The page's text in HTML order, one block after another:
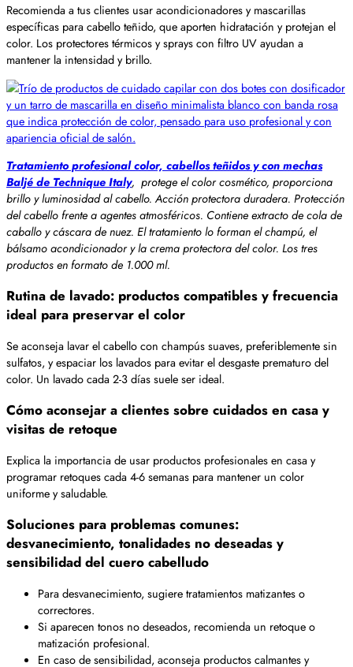
Recomienda a tus clientes usar acondicionadores y mascarillas
específicas para cabello teñido, que aporten hidratación y protejan el
color. Los protectores térmicos y sprays con filtro UV ayudan a
mantener la intensidad y brillo.
Tratamiento profesional color, cabellos teñidos y con mechas
Baljé de Technique Italy, protege el color cosmético, proporciona
brillo y luminosidad al cabello. Acción protectora duradera. Protección
del cabello frente a agentes atmosféricos. Contiene extracto de cola de
caballo y cáscara de nuez. El tratamiento lo forman el champú, el
bálsamo acondicionador y la crema protectora del color. Los tres
productos en formato de 1.000 ml.
Rutina de lavado: productos compatibles y frecuencia
ideal para preservar el color
Se aconseja lavar el cabello con champús suaves, preferiblemente sin
sulfatos, y espaciar los lavados para evitar el desgaste prematuro del
color. Un lavado cada 2-3 días suele ser ideal.
Cómo aconsejar a clientes sobre cuidados en casa y
visitas de retoque
Explica la importancia de usar productos profesionales en casa y
programar retoques cada 4-6 semanas para mantener un color
uniforme y saludable.
Soluciones para problemas comunes:
desvanecimiento, tonalidades no deseadas y
sensibilidad del cuero cabelludo
Para desvanecimiento, sugiere tratamientos matizantes o
correctores.
Si aparecen tonos no deseados, recomienda un retoque o
matización profesional.
En caso de sensibilidad, aconseja productos calmantes y